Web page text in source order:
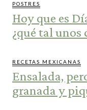
POSTRES
Hoy que es
¿qué tal unos
RECETAS MEXICANAS
Ensalada,
granada y